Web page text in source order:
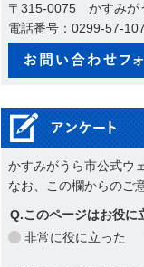
〒315-0075 かすみが
電話番号：0299-57-
かすみがうら市公式ウ
なお、この欄からのご
Q.このページはお役に
非常に役に立った